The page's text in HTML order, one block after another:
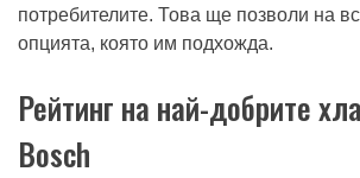
потребителите. Това ще позволи на
опцията, която им подхожда.
Рейтинг на най-добрите
Bosch